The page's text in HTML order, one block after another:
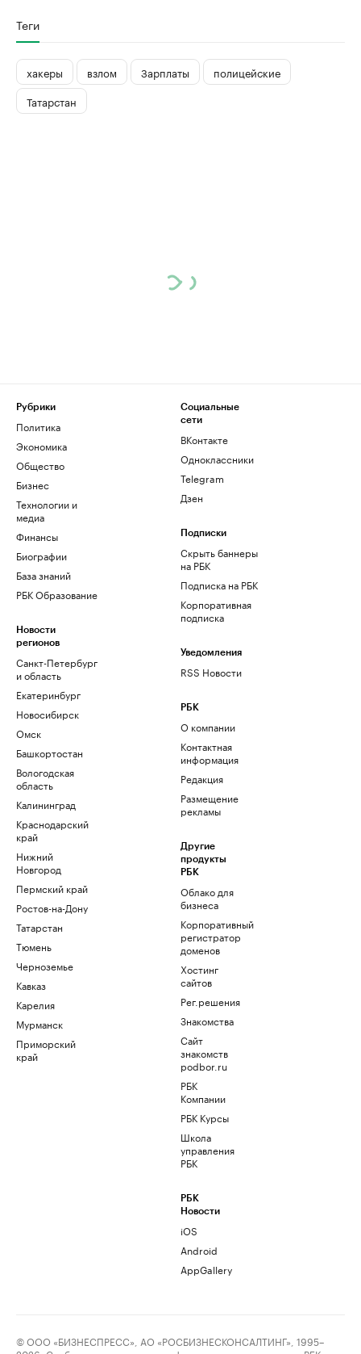
Теги
хакеры взлом Зарплаты
полицейские
Татарстан
Рубрики
Политика
Экономика
Общество
Бизнес
Технологии и
медиа
Финансы
Биографии
База знаний
РБК Образование
Новости
регионов
Санкт-Петербург
и область
Екатеринбург
Новосибирск
Омск
Башкортостан
Вологодская
область
Калининград
Краснодарский
край
Нижний
Новгород
Пермский край
Ростов-на-Дону
Татарстан
Тюмень
Черноземье
Кавказ
Карелия
Мурманск
Приморский
край
Социальные
сети
ВКонтакте
Одноклассники
Telegram
Дзен
Подписки
Скрыть баннеры
на РБК
Подписка на РБК
Корпоративная
подписка
Уведомления
RSS Новости
РБК
О компании
Контактная
информация
Редакция
Размещение
рекламы
Другие
продукты
РБК
Облако для
бизнеса
Корпоративный
регистратор
доменов
Хостинг
сайтов
Рег.решения
Знакомства
Сайт
знакомств
podbor.ru
РБК
Компании
РБК Курсы
Школа
управления
РБК
РБК
Новости
iOS
Android
AppGallery
© ООО «БИЗНЕСПРЕСС», АО «РОСБИЗНЕСКОНСАЛТИНГ», 1995–